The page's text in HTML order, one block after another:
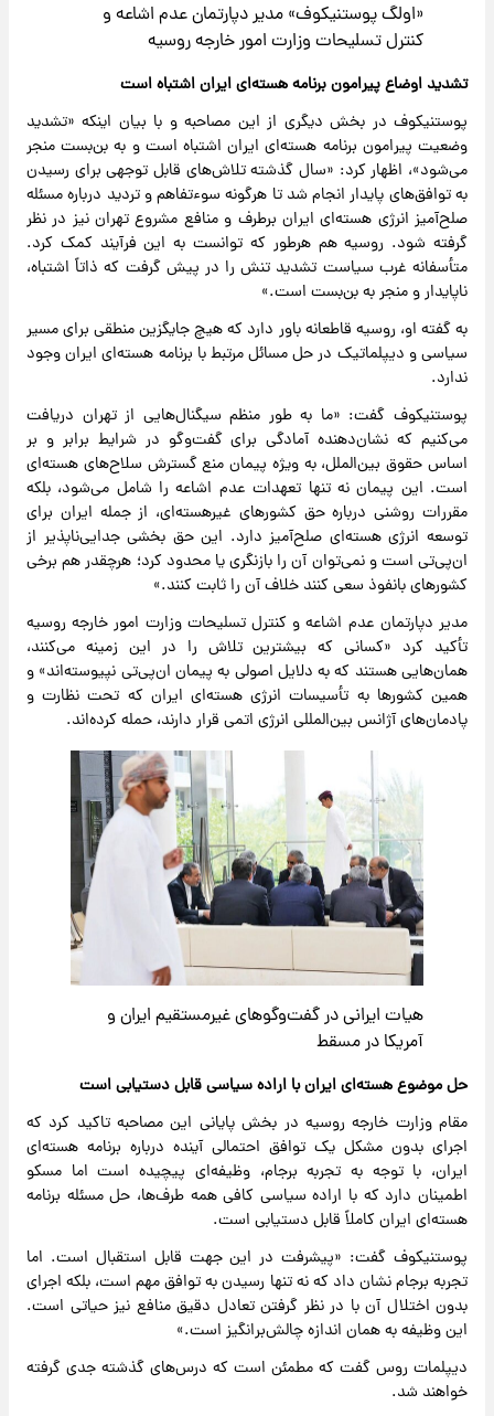
«اولگ پوستنیکوف» مدیر دپارتمان عدم اشاعه و
کنترل تسلیحات وزارت امور خارجه روسیه
تشدید اوضاع پیرامون برنامه هسته‌ای ایران اشتباه است
پوستنیکوف در بخش دیگری از این مصاحبه و با بیان اینکه «تشدید
وضعیت پیرامون برنامه هسته‌ای ایران اشتباه است و به بن‌بست منجر
می‌شود»، اظهار کرد: «سال گذشته تلاش‌های قابل توجهی برای رسیدن
به توافق‌های پایدار انجام شد تا هرگونه سوءتفاهم و تردید درباره مسئله
صلح‌آمیز انرژی هسته‌ای ایران برطرف و منافع مشروع تهران نیز در نظر
گرفته شود. روسیه هم هرطور که توانست به این فرآیند کمک کرد.
متأسفانه غرب سیاست تشدید تنش را در پیش گرفت که ذاتاً اشتباه،
ناپایدار و منجر به بن‌بست است.»
به گفته او، روسیه قاطعانه باور دارد که هیچ جایگزین منطقی برای مسیر
سیاسی و دیپلماتیک در حل مسائل مرتبط با برنامه هسته‌ای ایران وجود
ندارد.
پوستنیکوف گفت: «ما به طور منظم سیگنال‌هایی از تهران دریافت
می‌کنیم که نشان‌دهنده آمادگی برای گفت‌وگو در شرایط برابر و بر
اساس حقوق بین‌الملل، به ویژه پیمان منع گسترش سلاح‌های هسته‌ای
است. این پیمان نه تنها تعهدات عدم اشاعه را شامل می‌شود، بلکه
مقررات روشنی درباره حق کشورهای غیرهسته‌ای، از جمله ایران برای
توسعه انرژی هسته‌ای صلح‌آمیز دارد. این حق بخشی جدایی‌ناپذیر از
ان‌پی‌تی است و نمی‌توان آن را بازنگری یا محدود کرد؛ هرچقدر هم برخی
کشورهای بانفوذ سعی کنند خلاف آن را ثابت کنند.»
مدیر دپارتمان عدم اشاعه و کنترل تسلیحات وزارت امور خارجه روسیه
تأکید کرد «کسانی که بیشترین تلاش را در این زمینه می‌کنند،
همان‌هایی هستند که به دلایل اصولی به پیمان ان‌پی‌تی نپیوسته‌اند» و
همین کشورها به تأسیسات انرژی هسته‌ای ایران که تحت نظارت و
پادمان‌های آژانس بین‌المللی انرژی اتمی قرار دارند، حمله کرده‌اند.
هیات ایرانی در گفت‌وگوهای غیرمستقیم ایران و
آمریکا در مسقط
حل موضوع هسته‌ای ایران با اراده سیاسی قابل دستیابی است
مقام وزارت خارجه روسیه در بخش پایانی این مصاحبه تاکید کرد که
اجرای بدون مشکل یک توافق احتمالی آینده درباره برنامه هسته‌ای
ایران، با توجه به تجربه برجام، وظیفه‌ای پیچیده است اما مسکو
اطمینان دارد که با اراده سیاسی کافی همه طرف‌ها، حل مسئله برنامه
هسته‌ای ایران کاملاً قابل دستیابی است.
پوستنیکوف گفت: «پیشرفت در این جهت قابل استقبال است. اما
تجربه برجام نشان داد که نه تنها رسیدن به توافق مهم است، بلکه اجرای
بدون اختلال آن با در نظر گرفتن تعادل دقیق منافع نیز حیاتی است.
این وظیفه به همان اندازه چالش‌برانگیز است.»
دیپلمات روس گفت که مطمئن است که درس‌های گذشته جدی گرفته
خواهند شد.